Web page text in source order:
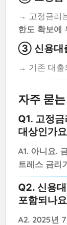
→ 고정금리
한도 확보에
③ 신용대
→ 기존 대출
자주 묻
Q1. 고정
대상인가
A1. 아니요.
트레스 금리
Q2. 신용
포함되나
A2. 2025년